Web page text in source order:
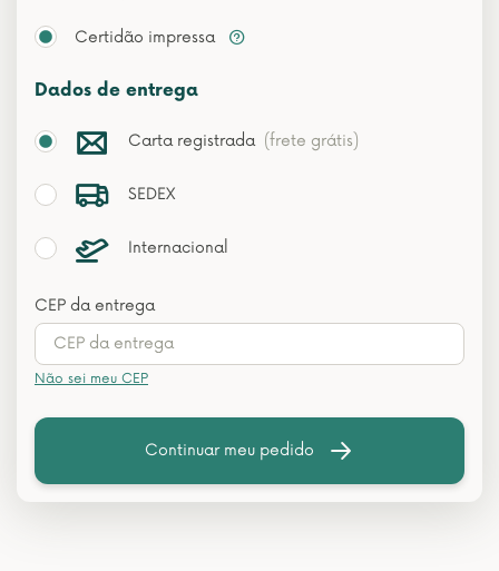
Certidão impressa
Dados de entrega
Carta registrada (frete grátis)
SEDEX
Internacional
CEP da entrega
Não sei meu CEP
Continuar meu pedido